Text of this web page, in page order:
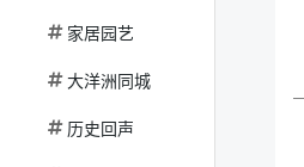
家居园艺
大洋洲同城
历史回声